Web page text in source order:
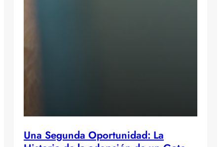
Una Segunda Oportunidad: La